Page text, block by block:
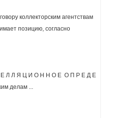
коллекторским агентствам
позицию, согласно
П Е Л Л Я Ц И О Н Н О Е О П Р Е Д Е
делам ...